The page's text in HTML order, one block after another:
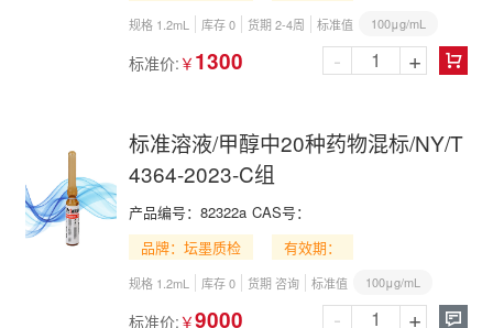
规格 1.2mL 库存 0 货期 2-4周 标准值 100μg/mL
标准价: ￥ 1300 
- +
标准溶液/甲醇中20种药物混标/NY/T
4364-2023-C组
产品编号： 82322a CAS号：
品牌：坛墨质检
有效期：
规格 1.2mL 库存 0 货期 咨询 标准值 100μg/mL
标准价: ￥9000 
- +